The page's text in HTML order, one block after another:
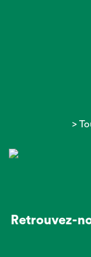
>
Retrouvez-